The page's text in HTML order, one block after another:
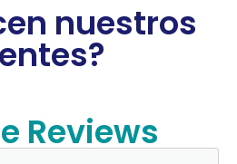
nuestros
Reviews